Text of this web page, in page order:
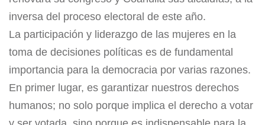
inversa del proceso electoral de este año.
La participación y liderazgo de las mujeres en la
toma de decisiones políticas es de fundamental
importancia para la democracia por varias razones.
En primer lugar, es garantizar nuestros derechos
humanos; no solo porque implica el derecho a votar